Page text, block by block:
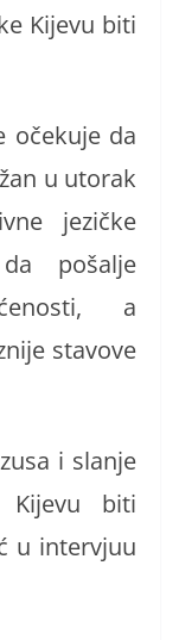
Kijevu biti
očekuje da
u utorak
jezičke
pošalje
a
stavove
i slanje
Kijevu biti
u intervjuu